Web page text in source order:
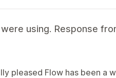
using. Response
pleased Flow has been a